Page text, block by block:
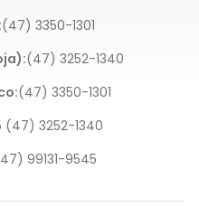
(47) 3350-1301
(47) 3252-1340
(47) 3350-1301
(47) 3252-1340
99131-9545